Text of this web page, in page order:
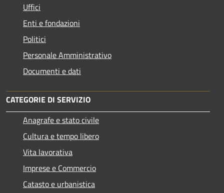
Uffici
Enti e fondazioni
Politici
Personale Amministrativo
Documenti e dati
CATEGORIE DI SERVIZIO
Anagrafe e stato civile
Cultura e tempo libero
Vita lavorativa
Imprese e Commercio
Catasto e urbanistica